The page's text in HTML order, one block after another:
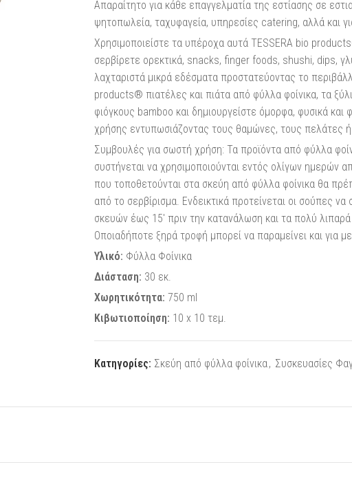
Απαραίτητο για κάθε επαγγελματία της εστίασης σε
ψητοπωλεία, ταχυφαγεία, υπηρεσίες catering, αλλά και
Χρησιμοποιείστε τα υπέροχα αυτά TESSERA bio
σερβίρετε ορεκτικά, snacks, finger foods, shushi, dips,
λαχταριστά μικρά εδέσματα προστατεύοντας το
products® πιατέλες και πιάτα από φύλλα φοίνικα, τα
φιόγκους bamboo και δημιουργείστε όμορφα, φυσικά και
χρήσης εντυπωσιάζοντας τους θαμώνες, τους πελάτες
Συμβουλές για σωστή χρήση: Τα προϊόντα από φύλλα
συστήνεται να χρησιμοποιούνται εντός ολίγων ημερών
που τοποθετούνται στα σκεύη από φύλλα φοίνικα θα
από το σερβίρισμα. Ενδεικτικά προτείνεται οι σούπες
σκευών έως 15′ πριν την κατανάλωση και τα πολύ
Οποιαδήποτε ξηρά τροφή μπορεί να παραμείνει και για
Υλικό: Φύλλα Φοίνικα
Διάσταση: 30 εκ.
Χωρητικότητα: 750 ml
Κιβωτιοποίηση: 10 x 10 τεμ.
Κατηγορίες: Σκεύη από φύλλα φοίνικα, Συσκευασίες